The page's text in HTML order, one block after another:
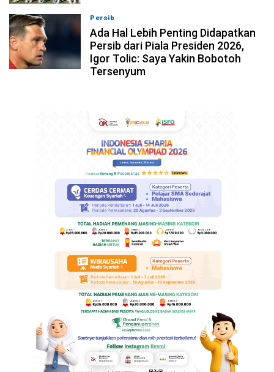
Persib
Ada Hal Lebih Penting Didapatkan
Persib dari Piala Presiden 2026,
Igor Tolic: Saya Yakin Bobotoh
Tersenyum